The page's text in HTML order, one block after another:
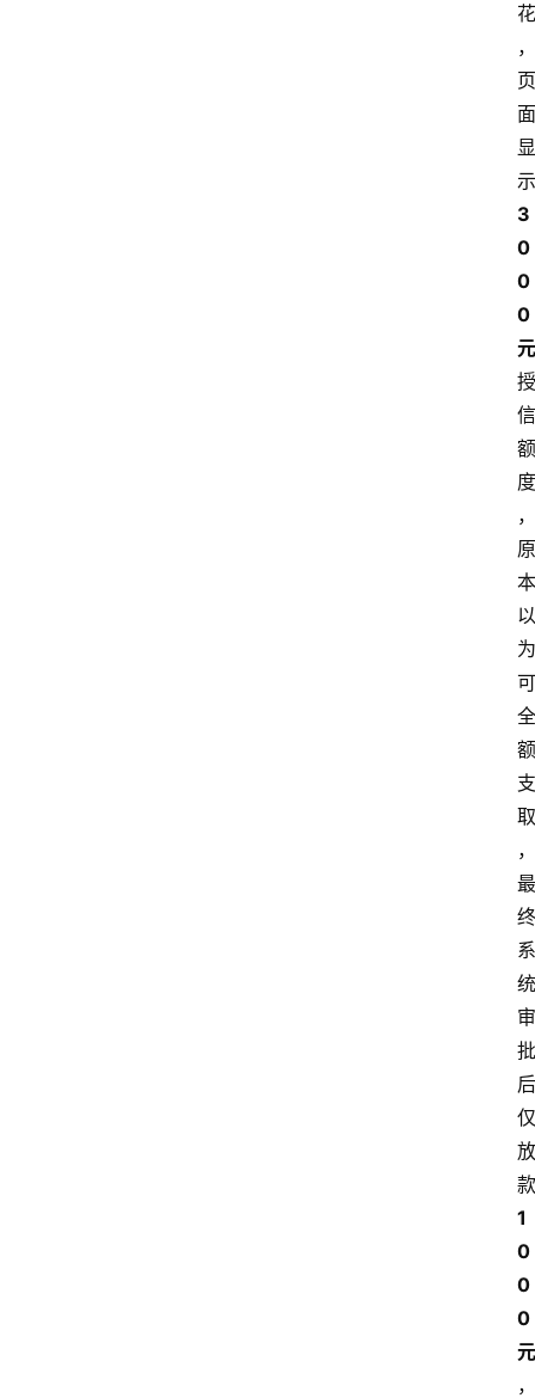
花
，
页
面
显
示
3
0
0
0
元
授
信
额
度
，
原
本
以
为
可
全
额
支
取
，
最
终
系
统
审
批
后
仅
放
款
1
0
0
0
元
，